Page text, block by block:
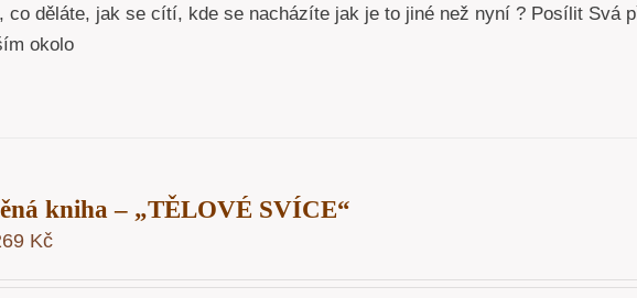
co děláte, jak se cítí, kde se nacházíte jak je to jiné než nyní ? Posílit Svá
okolo
kniha – „TĚLOVÉ SVÍCE“
Kč